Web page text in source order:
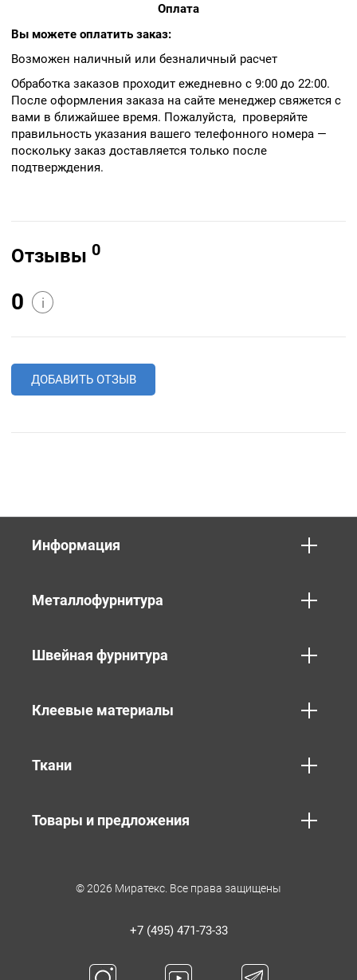
Оплата
Вы можете оплатить заказ:
Возможен наличный или безналичный расчет
Обработка заказов проходит ежедневно с 9:00 до 22:00.
После оформления заказа на сайте менеджер свяжется с
вами в ближайшее время. Пожалуйста, проверяйте
правильность указания вашего телефонного номера —
поскольку заказ доставляется только после
подтверждения.
Отзывы 0
0 i
ДОБАВИТЬ ОТЗЫВ
Информация
Металлофурнитура
Швейная фурнитура
Клеевые материалы
Ткани
Товары и предложения
© 2026 Миратекс. Все права защищены
+7 (495) 471-73-33